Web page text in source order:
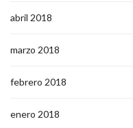
abril 2018
marzo 2018
febrero 2018
enero 2018